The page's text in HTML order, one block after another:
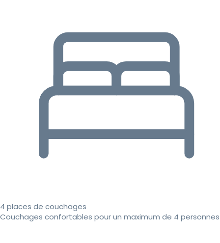
4 places de couchages
Couchages confortables pour un maximum de 4 personnes